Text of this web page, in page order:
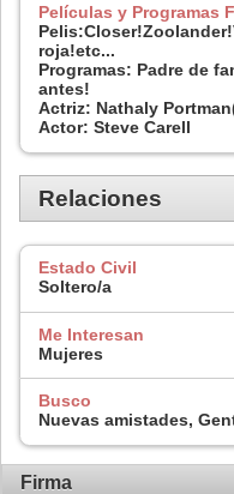
Películas y Programas
roja!etc...
Programas: Padre de
antes!
Actriz: Nathaly
Actor: Steve Carell
Relaciones
Estado Civil
Soltero/a
Me Interesan
Mujeres
Busco
Nuevas amistades,
Firma